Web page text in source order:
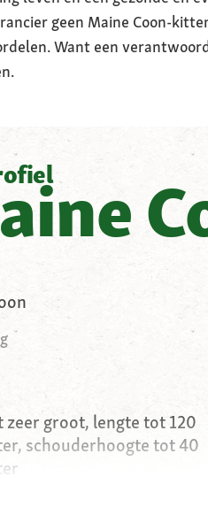
geen Maine Coon-
Want een
groot, lengte tot 120
schouderhoogte tot 40